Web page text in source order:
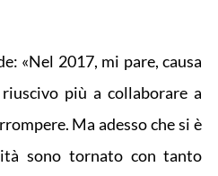
«Nel 2017, mi pare, causa
più a collaborare a
Ma adesso che si è
sono tornato con tanto